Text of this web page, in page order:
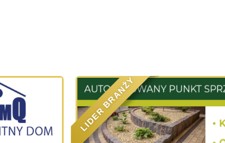
LI
DER
B
RANŻ
Y